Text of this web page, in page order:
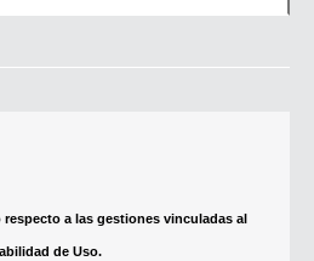
a las gestiones vinculadas al
de Uso.